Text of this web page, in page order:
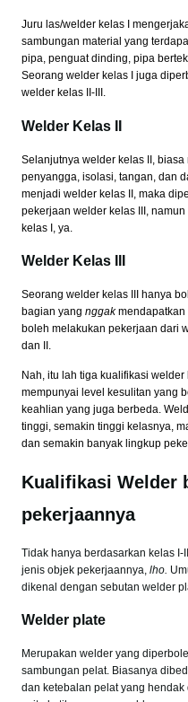
Juru las/welder kelas I
sambungan material yang
pipa, penguat dinding, pipa
Seorang welder kelas I juga
welder kelas II-III.
Welder Kelas II
Selanjutnya welder kelas II,
penyangga, isolasi, tangan, dan
menjadi welder kelas II, maka
pekerjaan welder kelas III,
kelas I, ya.
Welder Kelas III
Seorang welder kelas III hanya
bagian yang nggakmendapatkan
boleh melakukan pekerjaan dari
dan II.
Nah, itu lah tiga kualifikasi
mempunyai level kesulitan yang
keahlian yang juga berbeda.
tinggi, semakin tinggi kelasnya,
dan semakin banyak lingkup
Kualifikasi Welder
pekerjaannya
Tidak hanya berdasarkan kelas
jenis objek pekerjaannya, lho.
dikenal dengan sebutan welder
Welder plate
Merupakan welder yang
sambungan pelat. Biasanya
dan ketebalan pelat yang